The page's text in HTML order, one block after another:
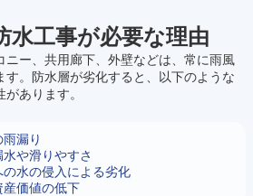
水工事が必要な理由
ニー、共用廊下、外壁などは、常に雨風
す。防水層が劣化すると、以下のような
あります。
漏り
や滑りやすさ
水の侵入による劣化
価値の低下